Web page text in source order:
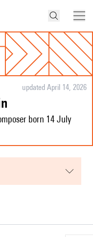
updated April 14, 2026
born 14 July